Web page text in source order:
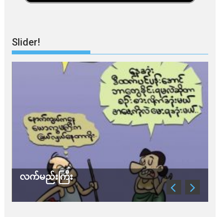
Slider!
သတိ အိုမီခရွန်တဲ့